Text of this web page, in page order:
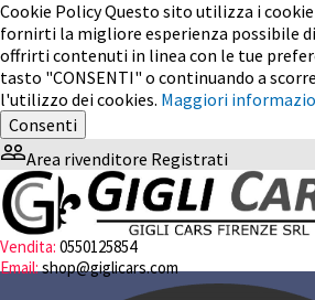
Cookie PolicyQuesto sito utilizza i
fornirti la migliore esperienza possibile
offrirti contenuti in linea con le tue
tasto "CONSENTI" o continuando a
l'utilizzo dei cookies. Maggiori
Consenti
people_outlineArea rivenditore Registrati
Vendita: 0550125854
Email:shop@giglicars.com